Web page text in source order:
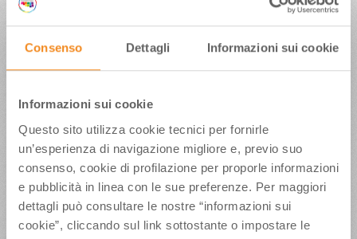
Consenso Dettagli Informazioni sui cookie
Informazioni sui cookie
Questo sito utilizza cookie tecnici per fornirle
un’esperienza di navigazione migliore e, previo suo
consenso, cookie di profilazione per proporle informazioni
e pubblicità in linea con le sue preferenze. Per maggiori
dettagli può consultare le nostre “informazioni sui
cookie”, cliccando sul link sottostante o impostare le
Segretario di Stato per il Turismo – Repubblica di
ULTIMI ARTICOLI
Weekend conclusivo per”La Terrazza della Dolce
Vita”, con il Ministro del Turismo Mazzi, Iva
Zanicchi, l’Orchestra Fondazione Pavarotti e tanti